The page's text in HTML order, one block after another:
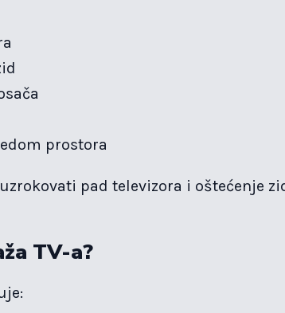
prostora
pad televizora i oštećenje
TV-a?